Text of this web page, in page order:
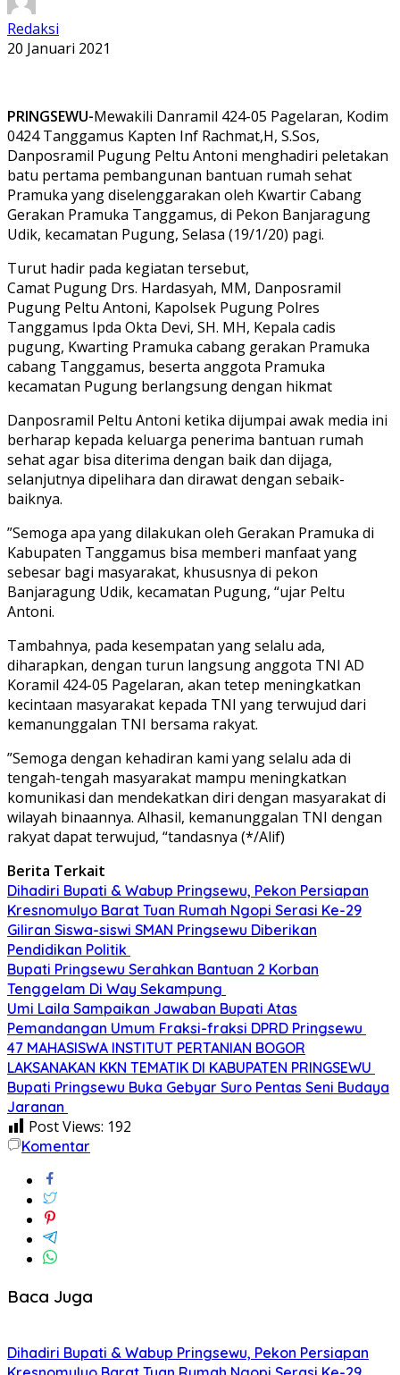
Redaksi
20 Januari 2021
PRINGSEWU-Mewakili Danramil 424-05 Pagelaran, Kodim
0424 Tanggamus Kapten Inf Rachmat,H, S.Sos,
Danposramil Pugung Peltu Antoni menghadiri peletakan
batu pertama pembangunan bantuan rumah sehat
Pramuka yang diselenggarakan oleh Kwartir Cabang
Gerakan Pramuka Tanggamus, di Pekon Banjaragung
Udik, kecamatan Pugung, Selasa (19/1/20) pagi.
Turut hadir pada kegiatan tersebut,
Camat Pugung Drs. Hardasyah, MM, Danposramil
Pugung Peltu Antoni, Kapolsek Pugung Polres
Tanggamus Ipda Okta Devi, SH. MH, Kepala cadis
pugung, Kwarting Pramuka cabang gerakan Pramuka
cabang Tanggamus, beserta anggota Pramuka
kecamatan Pugung berlangsung dengan hikmat
Danposramil Peltu Antoni ketika dijumpai awak media ini
berharap kepada keluarga penerima bantuan rumah
sehat agar bisa diterima dengan baik dan dijaga,
selanjutnya dipelihara dan dirawat dengan sebaik-
baiknya.
”Semoga apa yang dilakukan oleh Gerakan Pramuka di
Kabupaten Tanggamus bisa memberi manfaat yang
sebesar bagi masyarakat, khususnya di pekon
Banjaragung Udik, kecamatan Pugung, “ujar Peltu
Antoni.
Tambahnya, pada kesempatan yang selalu ada,
diharapkan, dengan turun langsung anggota TNI AD
Koramil 424-05 Pagelaran, akan tetep meningkatkan
kecintaan masyarakat kepada TNI yang terwujud dari
kemanunggalan TNI bersama rakyat.
”Semoga dengan kehadiran kami yang selalu ada di
tengah-tengah masyarakat mampu meningkatkan
komunikasi dan mendekatkan diri dengan masyarakat di
wilayah binaannya. Alhasil, kemanunggalan TNI dengan
rakyat dapat terwujud, “tandasnya (*/Alif)
Berita Terkait
Dihadiri Bupati & Wabup Pringsewu, Pekon Persiapan
Kresnomulyo Barat Tuan Rumah Ngopi Serasi Ke-29
Giliran Siswa-siswi SMAN Pringsewu Diberikan
Pendidikan Politik
Bupati Pringsewu Serahkan Bantuan 2 Korban
Tenggelam Di Way Sekampung
Umi Laila Sampaikan Jawaban Bupati Atas
Pemandangan Umum Fraksi-fraksi DPRD Pringsewu
47 MAHASISWA INSTITUT PERTANIAN BOGOR
LAKSANAKAN KKN TEMATIK DI KABUPATEN PRINGSEWU
Bupati Pringsewu Buka Gebyar Suro Pentas Seni Budaya
Jaranan
Post Views: 192
Komentar
Baca Juga
Dihadiri Bupati & Wabup Pringsewu, Pekon Persiapan